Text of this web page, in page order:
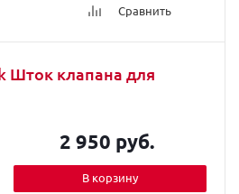
Сравнить
Шток клапана для
2 950 руб.
В корзину